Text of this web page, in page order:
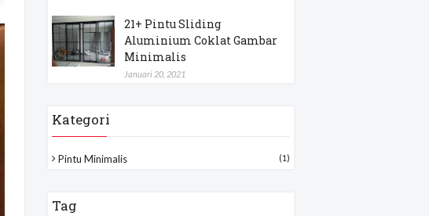
21+ Pintu Sliding
Aluminium Coklat Gambar
Minimalis
Januari 20, 2021
Kategori
Pintu Minimalis (1)
Tag